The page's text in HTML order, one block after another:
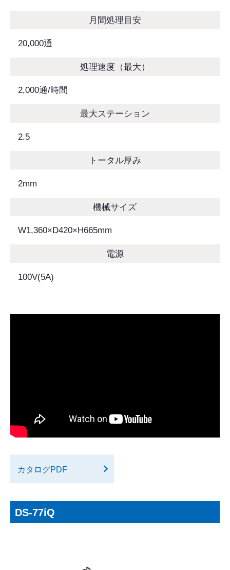
月間処理目安
20,000通
処理速度（最大）
2,000通/時間
最大ステーション
2.5
トータル厚み
2mm
機械サイズ
W1,360×D420×H665mm
電源
100V(5A)
カタログPDF
DS-77iQ